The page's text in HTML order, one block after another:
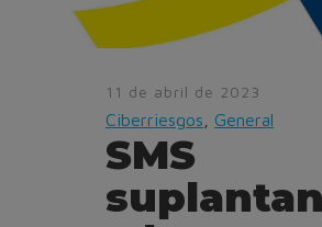
11 de abril de 2023
Ciberriesgos General
SMS